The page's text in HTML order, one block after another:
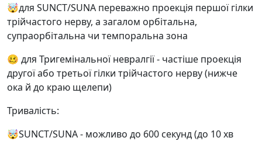
🤯для SUNCT/SUNA переважно проекція першої гілки
трійчастого нерву, а загалом орбітальна,
супраорбітальна чи темпоральна зона
🥴 для Тригемінальної невралгії - частіше проекція
другої або третьої гілки трійчастого нерву (нижче
ока й до краю щелепи)
Тривалість:
🤯SUNCT/SUNA - можливо до 600 секунд (до 10 хв